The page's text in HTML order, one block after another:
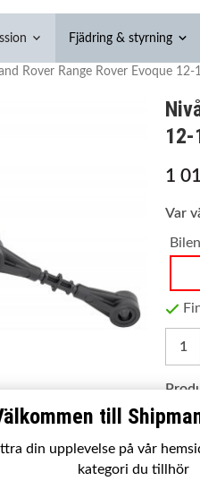
Fjädring & styrning
Rover Range Rover Evoque
1
Var
till
din upplevelse på vår
kategori du tillhör